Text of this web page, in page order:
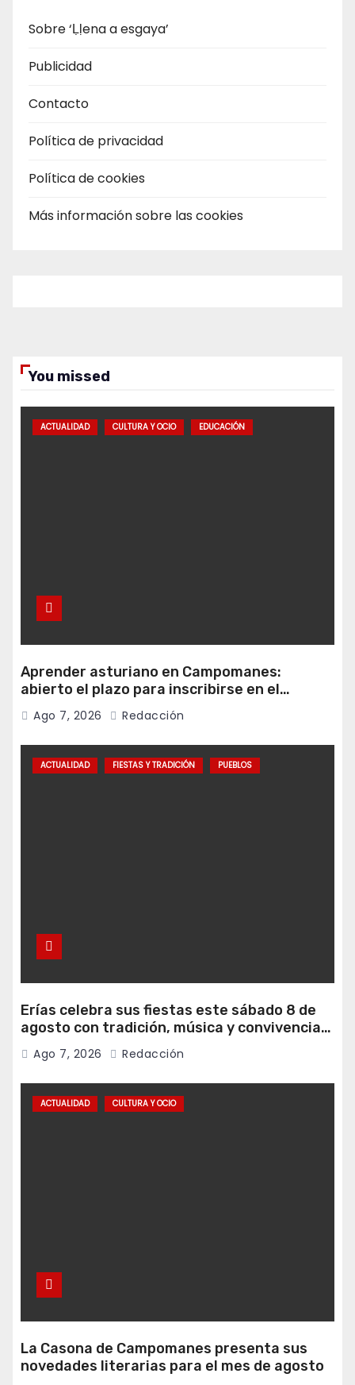
Sobre ‘Ḷḷena a esgaya’
Publicidad
Contacto
Política de privacidad
Política de cookies
Más información sobre las cookies
You missed
ACTUALIDAD CULTURA Y OCIO EDUCACIÓN
Aprender asturiano en Campomanes:
abierto el plazo para inscribirse en el
programa Falamos
Ago 7, 2026 Redacción
ACTUALIDAD FIESTAS Y TRADICIÓN PUEBLOS
Erías celebra sus fiestas este sábado 8 de
agosto con tradición, música y convivencia
vecinal
Ago 7, 2026 Redacción
ACTUALIDAD CULTURA Y OCIO
La Casona de Campomanes presenta sus
novedades literarias para el mes de agosto